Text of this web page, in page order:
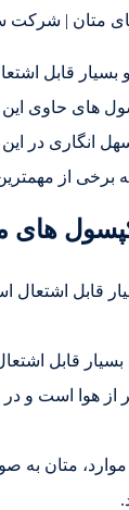
کاویان: 02146835980 –
بسیار قابل
های حاوی این
انگاری در این
برخی از
های
قابل
قابل
از هوا است و
متان به